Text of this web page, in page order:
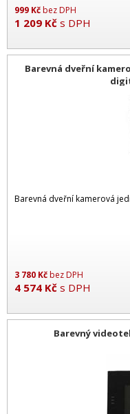
999 Kčbez DPH
1 209 Kč s DPH
Barevná dveřní
Barevná dveřní kamerová
3 780 Kčbez DPH
4 574 Kč s DPH
Barevný